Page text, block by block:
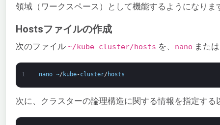
領域（ワークスペース）として機能するようになり
Hostsファイルの作成
次のファイル ~/kube-cluster/hosts を、 nano また
1 nano ~/ kube-cluster/ hosts
次に、クラスターの論理構造に関する情報を指定す